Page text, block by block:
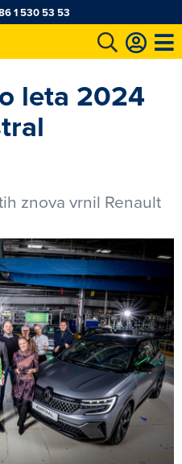
1 530 53 53
leta 2024
znova vrnil Renault